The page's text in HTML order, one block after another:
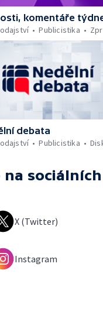
komentáře
Publicistika
debata
Publicistika
na sociálních
X (Twitter)
Instagram